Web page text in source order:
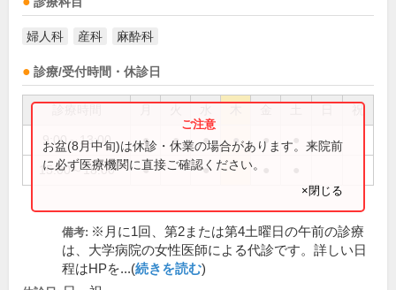
婦人科 産科 麻酔科
診療/受付時間・休診日
祝
9:00～13:00 ● ● ● ● ●
15:00～18:00 ● ●
お盆(8月中旬)は休診・休業の場合があります。来院前
に必ず医療機関に直接ご確認ください。
×閉じる
備考: ※月に1回、第2または第4土曜日の午前の診療
は、大学病院の女性医師による代診です。詳しい日
程はHPを...(続きを読む)